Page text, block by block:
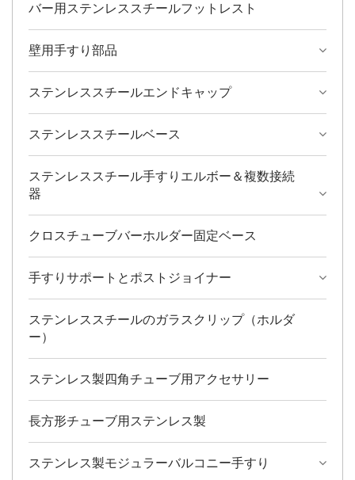
バー用ステンレススチールフットレスト
壁用手すり部品
ステンレススチールエンドキャップ
ステンレススチールベース
ステンレススチール手すりエルボー＆複数接続
器
クロスチューブバーホルダー固定ベース
手すりサポートとポストジョイナー
ステンレススチールのガラスクリップ（ホルダ
ー）
ステンレス製四角チューブ用アクセサリー
長方形チューブ用ステンレス製
ステンレス製モジュラーバルコニー手すり